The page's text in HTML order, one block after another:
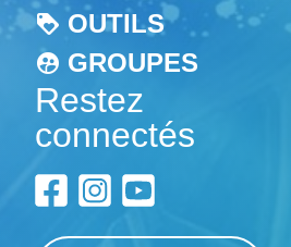
OUTILS
GROUPES
Restez
connectés